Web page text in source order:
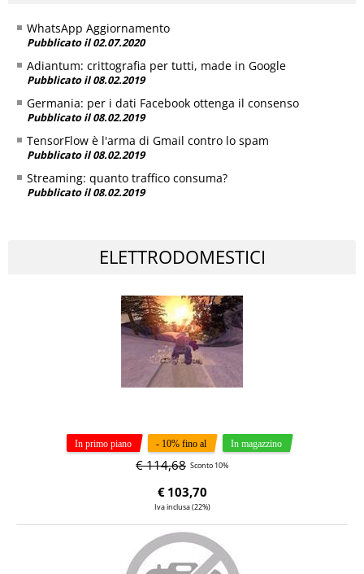
WhatsApp Aggiornamento
Pubblicato il 02.07.2020
Adiantum: crittografia per tutti, made in Google
Pubblicato il 08.02.2019
Germania: per i dati Facebook ottenga il consenso
Pubblicato il 08.02.2019
TensorFlow è l'arma di Gmail contro lo spam
Pubblicato il 08.02.2019
Streaming: quanto traffico consuma?
Pubblicato il 08.02.2019
ELETTRODOMESTICI
€ 114,68 Sconto 10%
€ 103,70
Iva inclusa (22%)